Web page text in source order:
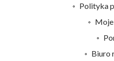
Centrum informacji TVP
Naziemna Telewizja
Polityka
Biuro